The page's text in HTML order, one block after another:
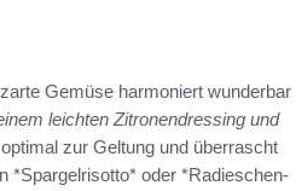
Gemüse harmoniert wunderbar
leichten Zitronendressing und
zur Geltung und überrascht
*Spargelrisotto* oder *Radieschen-